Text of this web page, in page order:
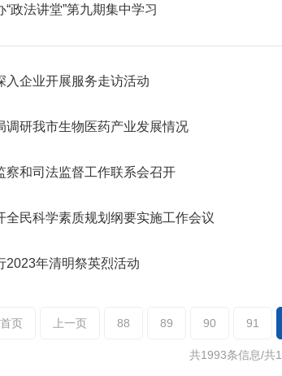
“政法讲堂”第九期集中学习
入企业开展服务走访活动
调研我市生物医药产业发展情况
察和司法监督工作联系会召开
全民科学素质规划纲要实施工作会议
2023年清明祭英烈活动
首页 上一页 88 89 90 91
共1993条信息/共